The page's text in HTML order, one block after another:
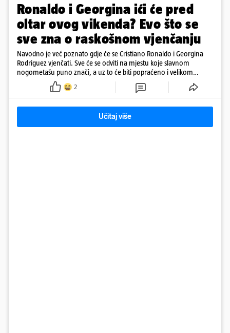
Ronaldo i Georgina ići će pred
oltar ovog vikenda? Evo što se
sve zna o raskošnom vjenčanju
Navodno je već poznato gdje će se Cristiano Ronaldo i Georgina
Rodriguez vjenčati. Sve će se odviti na mjestu koje slavnom
nogometašu puno znači, a uz to će biti popraćeno i velikom
dozom luksuza
2
Učitaj više